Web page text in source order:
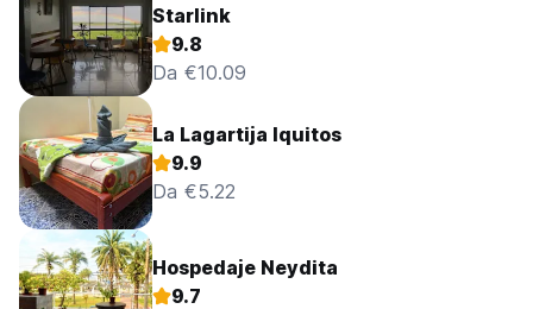
Starlink
9.8
Da €10.09
La Lagartija Iquitos
9.9
Da €5.22
Hospedaje Neydita
9.7